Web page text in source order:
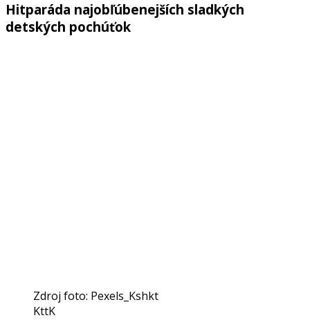
Hitparáda najobľúbenejších sladkých
detských pochúťok
Zdroj foto: Pexels_Kshkt
KttK